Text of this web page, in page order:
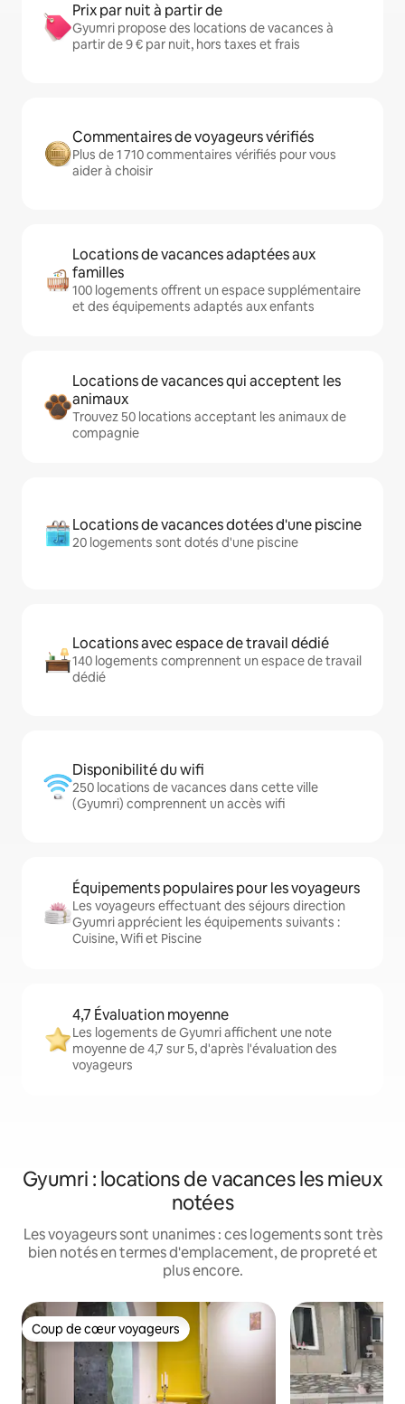
Prix par nuit à partir de
Gyumri propose des locations de vacances à
partir de 9 € par nuit, hors taxes et frais
Commentaires de voyageurs vérifiés
Plus de 1 710 commentaires vérifiés pour vous
aider à choisir
Locations de vacances adaptées aux
familles
100 logements offrent un espace supplémentaire
et des équipements adaptés aux enfants
Locations de vacances qui acceptent les
animaux
Trouvez 50 locations acceptant les animaux de
compagnie
Locations de vacances dotées d'une piscine
20 logements sont dotés d'une piscine
Locations avec espace de travail dédié
140 logements comprennent un espace de travail
dédié
Disponibilité du wifi
250 locations de vacances dans cette ville
(Gyumri) comprennent un accès wifi
Équipements populaires pour les voyageurs
Les voyageurs effectuant des séjours direction
Gyumri apprécient les équipements suivants :
Cuisine, Wifi et Piscine
4,7 Évaluation moyenne
Les logements de Gyumri affichent une note
moyenne de 4,7 sur 5, d'après l'évaluation des
voyageurs
Gyumri : locations de vacances les mieux
notées
Les voyageurs sont unanimes : ces logements sont très
bien notés en termes d'emplacement, de propreté et
plus encore.
Coup de cœur voyageurs
Coup de cœur voyageurs